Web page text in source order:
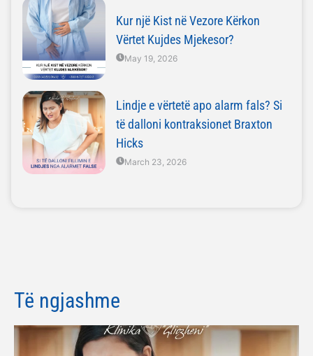
Kur një Kist në Vezore Kërkon
Vërtet Kujdes Mjekesor?
May 19, 2026
Lindje e vërtetë apo alarm fals? Si
të dalloni kontraksionet Braxton
Hicks
March 23, 2026
Të ngjashme